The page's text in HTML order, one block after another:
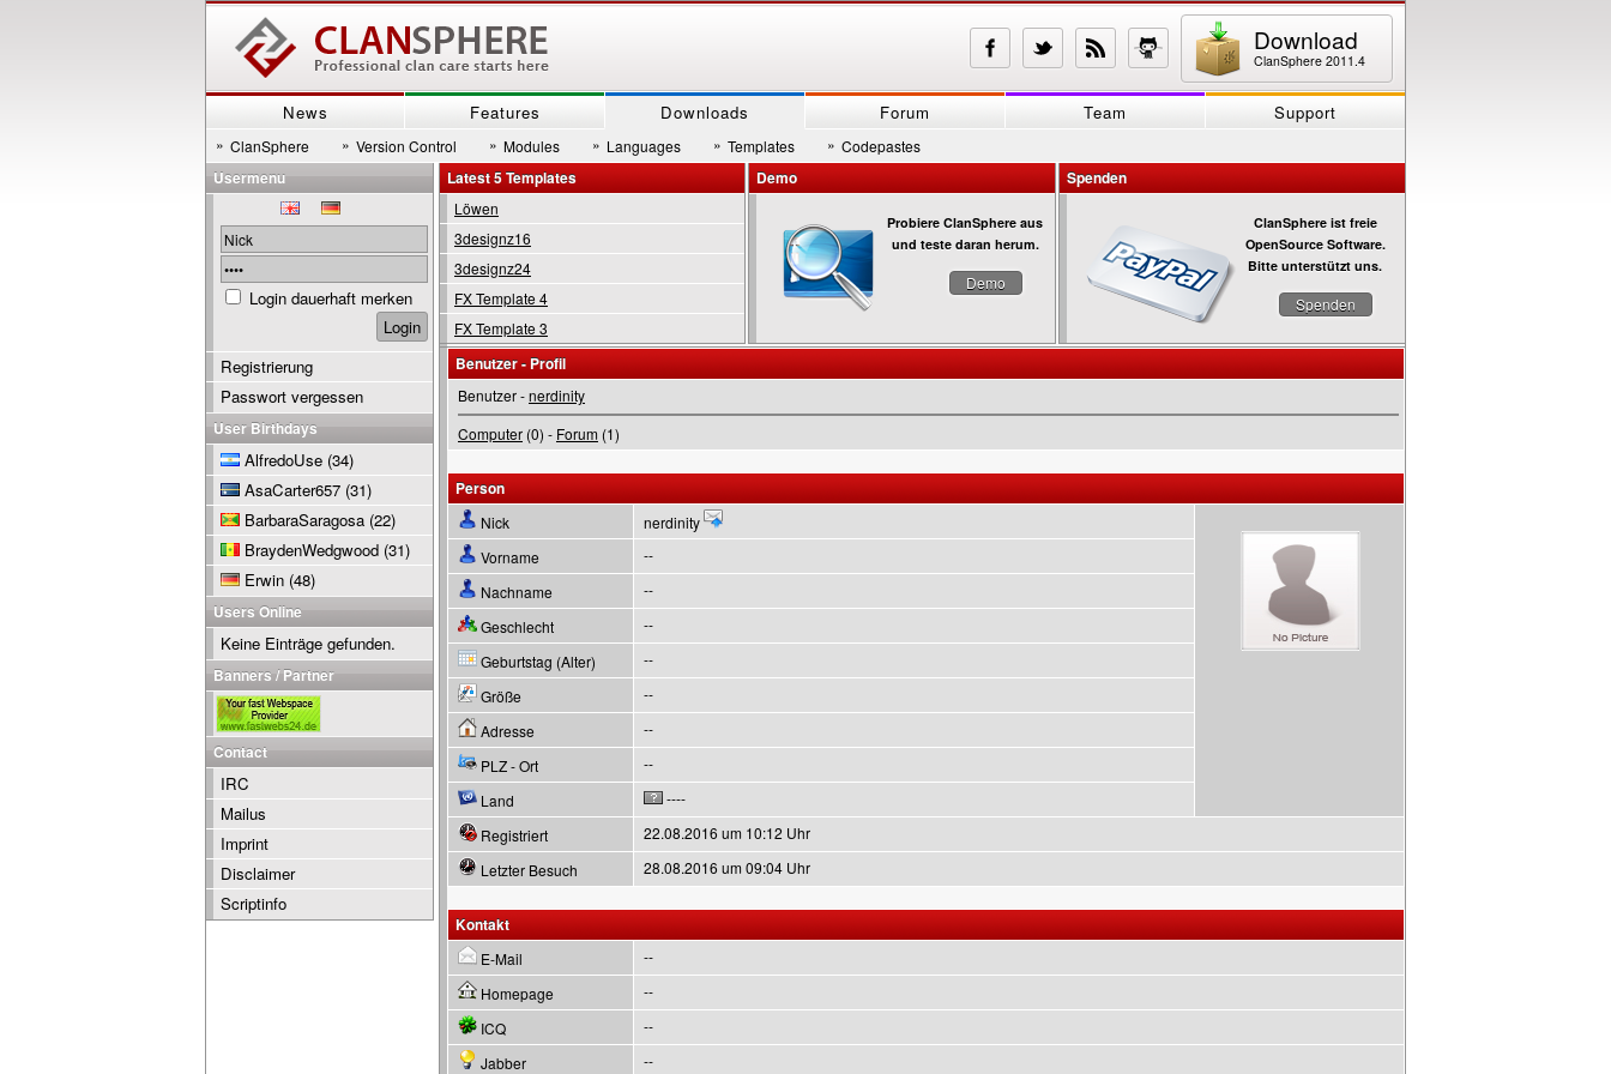
Download
ClanSphere 2011.4
News Features Downloads Forum Team Support
» ClanSphere » Version Control » Modules » Languages » Templates » Codepastes
Latest 5 Templates
Löwen
3designz16
3designz24
FX Template 4
FX Template 3
Demo
Probiere ClanSphere aus
und teste daran herum.
Demo
Spenden
ClanSphere ist freie
OpenSource Software.
Bitte unterstützt uns.
Spenden
Benutzer - Profil
Benutzer -nerdinity
Computer (0) - Forum (1)
Person
Nick
nerdinity
Vorname
--
Nachname
--
Geschlecht
--
Geburtstag (Alter)
--
Größe
--
Adresse
--
PLZ - Ort
--
Land
----
Registriert
22.08.2016 um 10:12 Uhr
Letzter Besuch
28.08.2016 um 09:04 Uhr
Kontakt
E-Mail
--
Homepage
--
ICQ
--
Jabber
--
Usermenu
Login dauerhaft merken
Registrierung
Passwort vergessen
User Birthdays
AlfredoUse (34)
AsaCarter657 (31)
BarbaraSaragosa (22)
BraydenWedgwood (31)
Erwin (48)
Users Online
Keine Einträge gefunden.
Banners / Partner
Contact
IRC
Mailus
Imprint
Disclaimer
Scriptinfo